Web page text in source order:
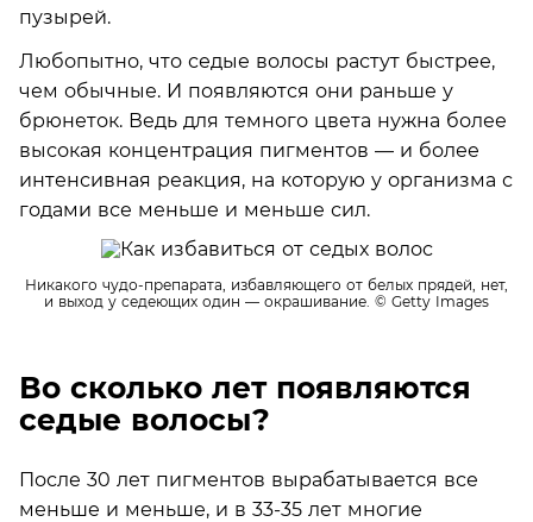
пузырей.
Любопытно, что седые волосы растут быстрее,
чем обычные. И появляются они раньше у
брюнеток. Ведь для темного цвета нужна более
высокая концентрация пигментов — и более
интенсивная реакция, на которую у организма с
годами все меньше и меньше сил.
Никакого чудо-препарата, избавляющего от белых прядей, нет,
и выход у седеющих один — окрашивание. © Getty Images
Во сколько лет появляются
седые волосы?
После 30 лет пигментов вырабатывается все
меньше и меньше, и в 33-35 лет многие